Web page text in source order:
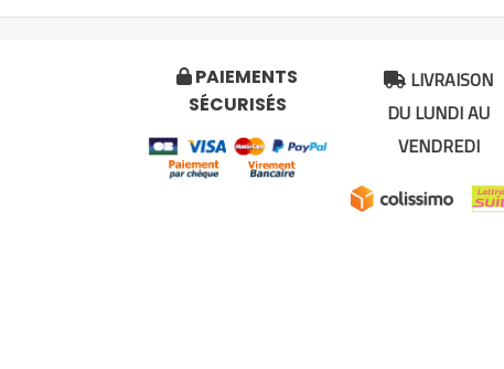
 PAIEMENTS
SÉCURISÉS
 LIVRAISON
DU LUNDI AU
VENDREDI